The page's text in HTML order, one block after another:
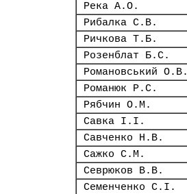
Река А.О.
Рибалка С.В.
Ричкова Т.Б.
Розенблат Б.С.
Романовський О.В.
Романюк Р.С.
Рябчин О.М.
Савка І.І.
Савченко Н.В.
Сажко С.М.
Севрюков В.В.
Семенченко С.І.